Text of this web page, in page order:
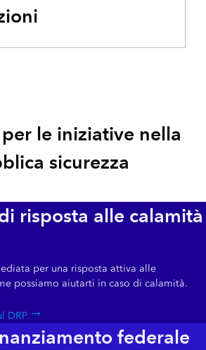
le iniziative nella
sicurezza
risposta alle calamità
per una risposta attiva alle
possiamo aiutarti in caso di calamità.
DRP
federale